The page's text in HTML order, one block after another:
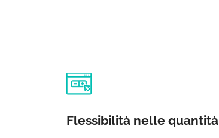
Flessibilità nelle quantità